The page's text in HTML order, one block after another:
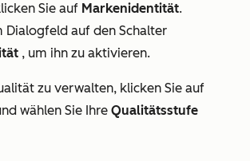
Sie auf Markenidentität.
Dialogfeld auf den Schalter
, um ihn zu aktivieren.
zu verwalten, klicken Sie auf
wählen Sie Ihre Qualitätsstufe